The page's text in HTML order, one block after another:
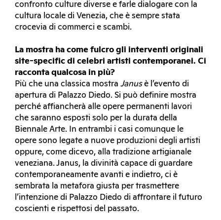
confronto culture diverse e farle dialogare con la
cultura locale di Venezia, che è sempre stata
crocevia di commerci e scambi.
La mostra ha come fulcro gli interventi originali
site-specific di celebri artisti contemporanei. Ci
racconta qualcosa in più?
Più che una classica mostra Janusè l’evento di
apertura di Palazzo Diedo. Si può definire mostra
perché affiancherà alle opere permanenti lavori
che saranno esposti solo per la durata della
Biennale Arte. In entrambi i casi comunque le
opere sono legate a nuove produzioni degli artisti
oppure, come dicevo, alla tradizione artigianale
veneziana. Janus, la divinità capace di guardare
contemporaneamente avanti e indietro, ci è
sembrata la metafora giusta per trasmettere
l’intenzione di Palazzo Diedo di affrontare il futuro
coscienti e rispettosi del passato.